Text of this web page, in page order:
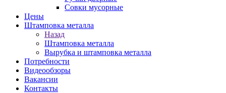
Совки мусорные
Цены
Штамповка металла
Назад
Штамповка металла
Вырубка и штамповка металла
Потребности
Видеообзоры
Вакансии
Контакты